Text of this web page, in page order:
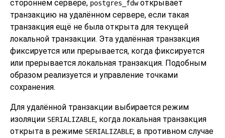
стороннем сервере, postgres_fdwоткрывает
транзакцию на удалённом сервере, если такая
транзакция ещё не была открыта для текущей
локальной транзакции. Эта удалённая транзакция
фиксируется или прерывается, когда фиксируется
или прерывается локальная транзакция. Подобным
образом реализуется и управление точками
сохранения.
Для удалённой транзакции выбирается режим
изоляции SERIALIZABLE, когда локальная транзакция
открыта в режиме SERIALIZABLE; в противном случае